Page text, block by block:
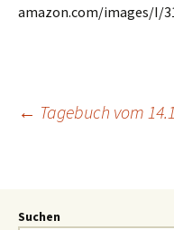
amazon.com/images/I/
← Tagebuch vom
Suchen